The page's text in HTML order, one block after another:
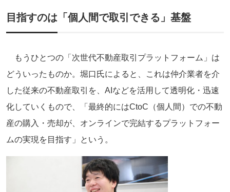
目指すのは「個人間で取引できる」基盤
もうひとつの「次世代不動産取引プラットフォーム」は
どういったものか。堀口氏によると、これは仲介業者を介
した従来の不動産取引を、AIなどを活用して透明化・迅速
化していくもので、「最終的にはCtoC（個人間）での不動
産の購入・売却が、オンラインで完結するプラットフォー
ムの実現を目指す」という。